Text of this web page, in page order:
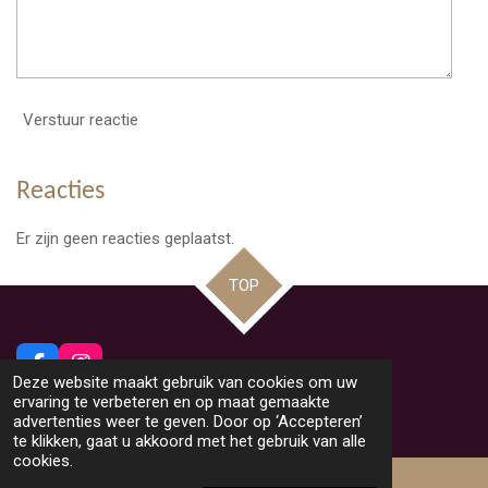
Deze website maakt gebruik van cookies om uw
ervaring te verbeteren en op maat gemaakte
advertenties weer te geven. Door op ‘Accepteren’
te klikken, gaat u akkoord met het gebruik van alle
cookies.
Verstuur reactie
Reacties
Er zijn geen reacties geplaatst.
TOP
a
c
e
b
o
n
s
t
a
© 2026 Beeldig Nieuws uit Lommel
Powered by JouwWeb